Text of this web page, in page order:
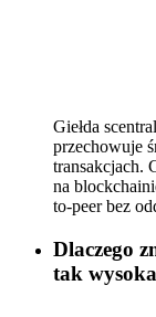
Giełda
przechowuje
transakcjach.
na
to-peer bez
Dlaczego
tak